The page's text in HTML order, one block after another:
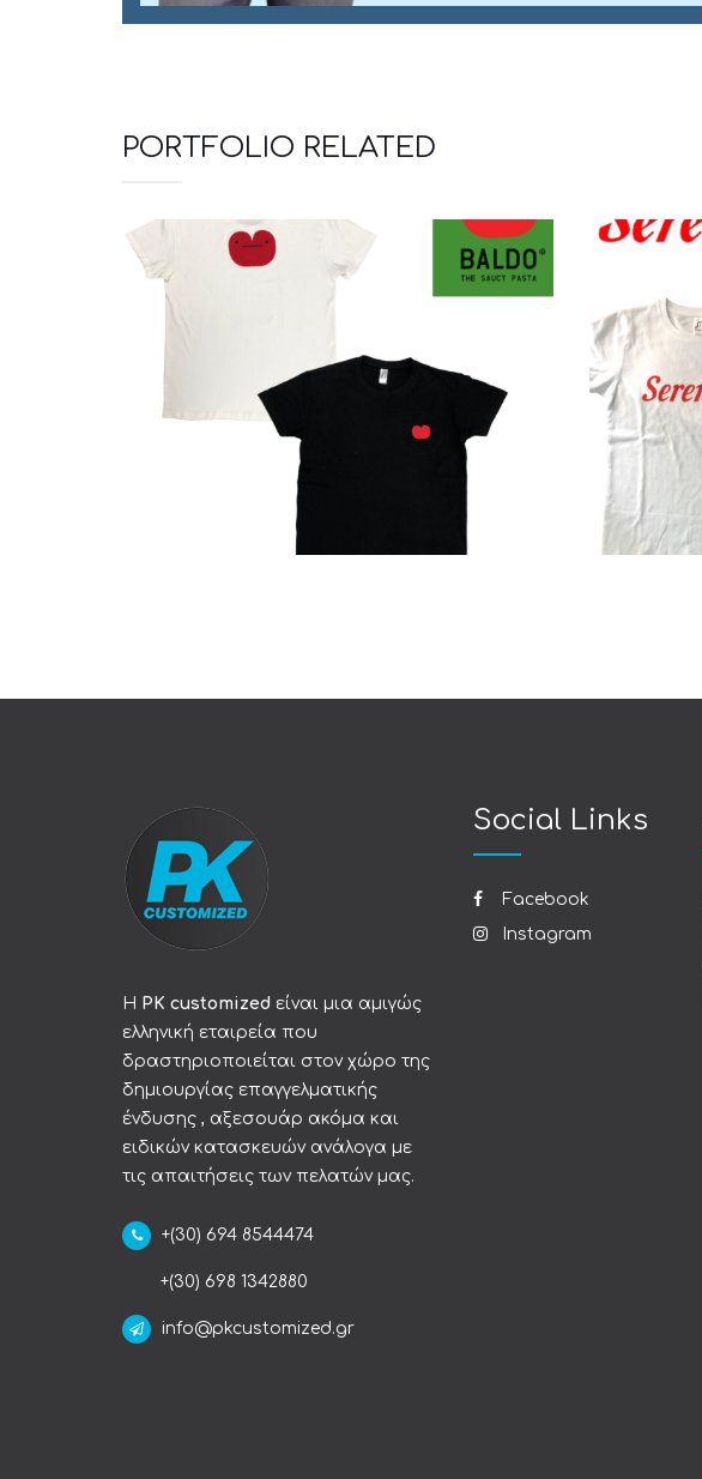
PORTFOLIO RELATED
Η PK customized είναι μια αμιγώς
ελληνική εταιρεία που
δραστηριοποιείται στον χώρο της
δημιουργίας επαγγελματικής
ένδυσης , αξεσουάρ ακόμα και
ειδικών κατασκευών ανάλογα με
τις απαιτήσεις των πελατών μας.
+(30) 694 8544474
+(30) 698 1342880
info@pkcustomized.gr
Social Links
Facebook
Instagram